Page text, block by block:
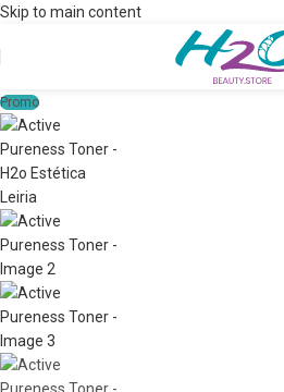
Skip to main content
Promo